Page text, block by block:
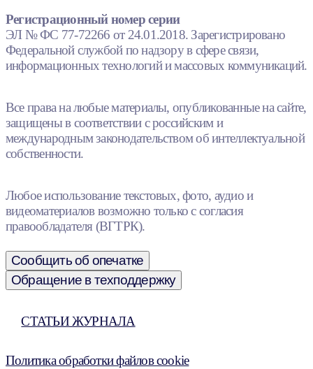
Регистрационный номер серии
ЭЛ № ФС 77-72266 от 24.01.2018. Зарегистрировано
Федеральной службой по надзору в сфере связи,
информационных технологий и массовых коммуникаций.
Все права на любые материалы, опубликованные на сайте,
защищены в соответствии с российским и
международным законодательством об интеллектуальной
собственности.
Любое использование текстовых, фото, аудио и
видеоматериалов возможно только с согласия
правообладателя (ВГТРК).
Сообщить об опечатке
Обращение в техподдержку
СТАТЬИ ЖУРНАЛА
Политика обработки файлов cookie